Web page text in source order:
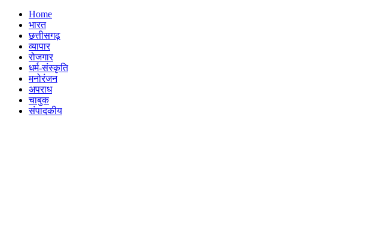
Home
भारत
छत्तीसगढ़
व्यापार
रोजगार
धर्म-संस्कृति
मनोरंजन
अपराध
चाबुक
संपादकीय